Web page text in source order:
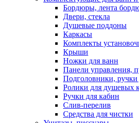
Бордюры, лента
Двери, стекла
Душевые поддоны
Каркасы
Комплекты
Крыши
Ножки для ванн
Панели управления,
Подголовники,
Ролики для душевых
Ручки для кабин
Слив-перелив
Средства для чистки